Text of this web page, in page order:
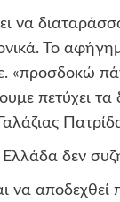
να
Το
«προσδοκώ
πετύχει
δεν
να αποδεχθεί